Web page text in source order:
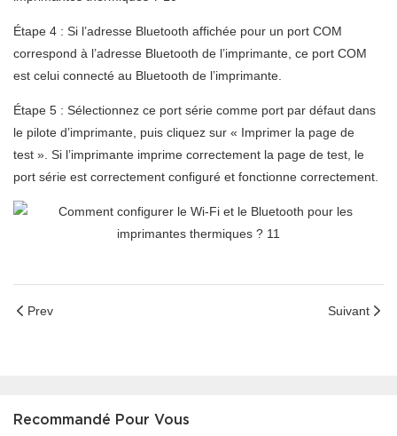
Étape 4 : Si l’adresse Bluetooth affichée pour un port COM
correspond à l’adresse Bluetooth de l’imprimante, ce port COM
est celui connecté au Bluetooth de l’imprimante.
Étape 5 : Sélectionnez ce port série comme port par défaut dans
le pilote d’imprimante, puis cliquez sur « Imprimer la page de
test ». Si l’imprimante imprime correctement la page de test, le
port série est correctement configuré et fonctionne correctement.
Prev Suivant
Recommandé Pour Vous